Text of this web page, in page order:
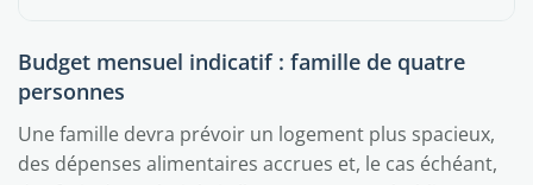
Budget mensuel indicatif : famille de quatre
personnes
Une famille devra prévoir un logement plus spacieux,
des dépenses alimentaires accrues et, le cas échéant,